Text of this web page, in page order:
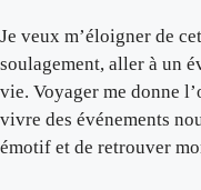
Je veux m’éloigner de
soulagement, aller à un
vie. Voyager me donne
vivre des événements
émotif et de retrouver